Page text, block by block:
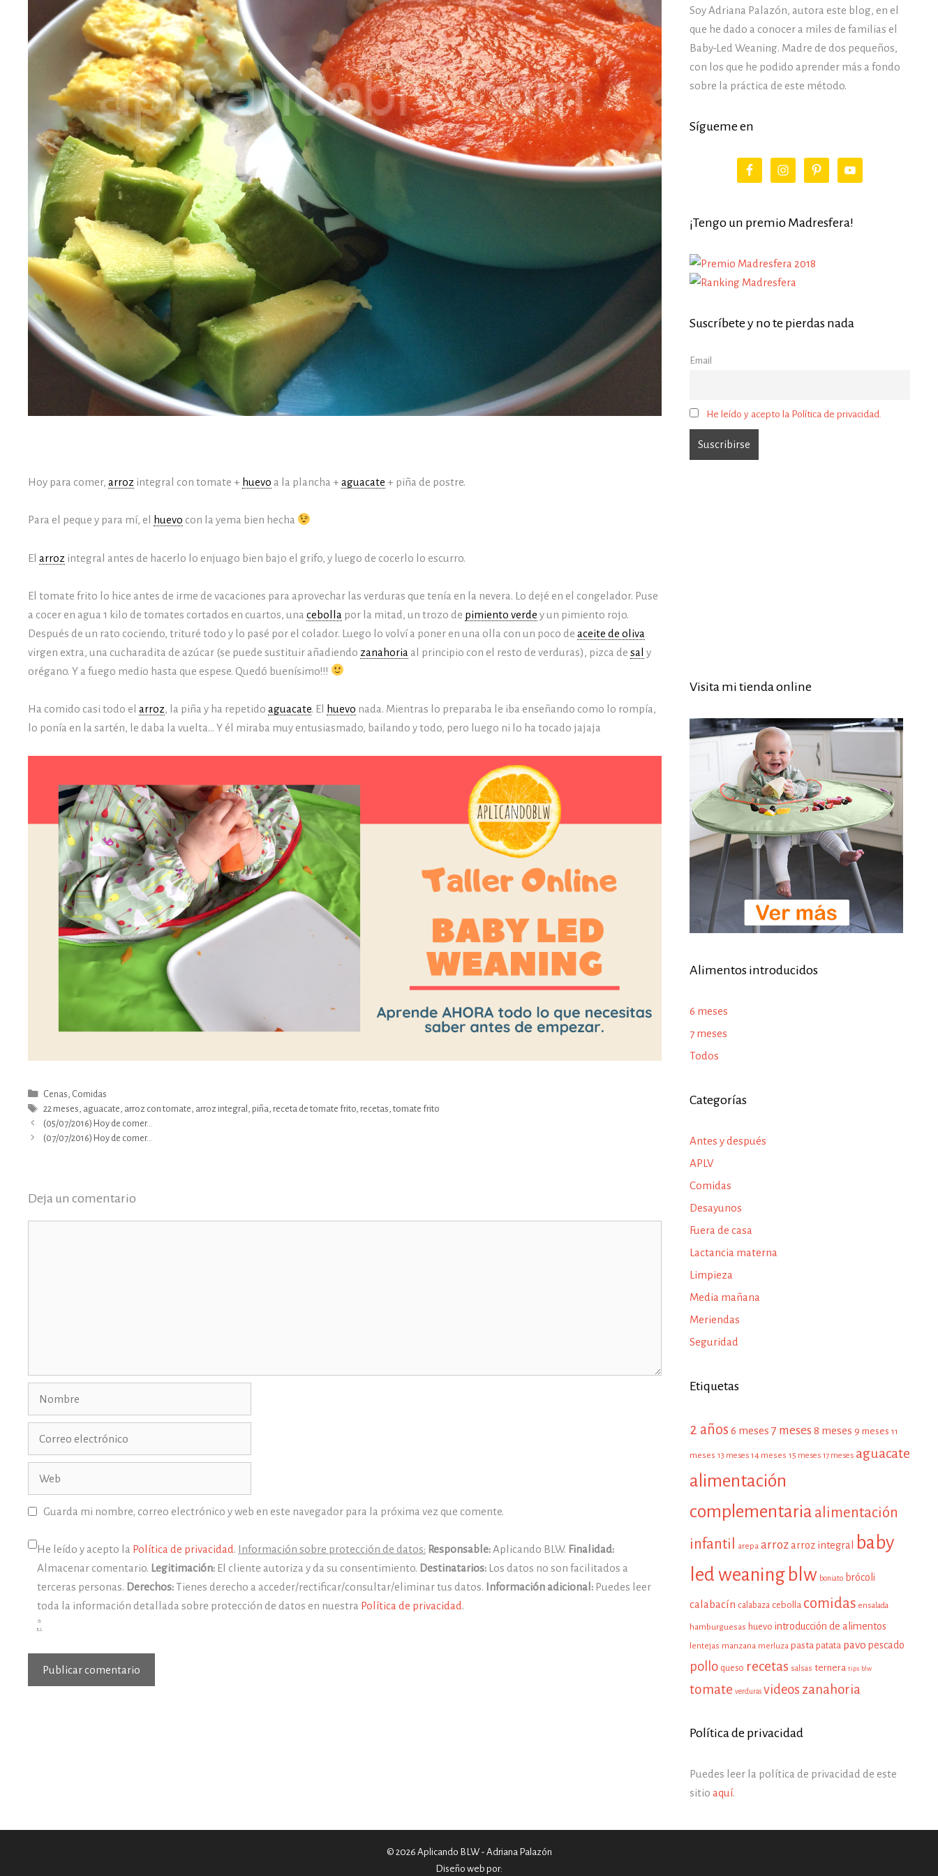
Hoy para comer, arroz integral con tomate + huevo a la plancha + aguacate + piña de postre.
Para el peque y para mí, el huevo con la yema bien hecha
El arroz integral antes de hacerlo lo enjuago bien bajo el grifo, y luego de cocerlo lo escurro.
El tomate frito lo hice antes de irme de vacaciones para aprovechar las verduras que tenía en la nevera. Lo dejé en el congelador. Puse
a cocer en agua 1 kilo de tomates cortados en cuartos, una cebolla por la mitad, un trozo de pimiento verde y un pimiento rojo.
Después de un rato cociendo, trituré todo y lo pasé por el colador. Luego lo volví a poner en una olla con un poco de aceite de oliva
virgen extra, una cucharadita de azúcar (se puede sustituir añadiendo zanahoria al principio con el resto de verduras), pizca de sal y
orégano. Y a fuego medio hasta que espese. Quedó buenísimo!!!
Ha comido casi todo el arroz, la piña y ha repetido aguacate. El huevo nada. Mientras lo preparaba le iba enseñando como lo rompía,
lo ponía en la sartén, le daba la vuelta… Y él miraba muy entusiasmado, bailando y todo, pero luego ni lo ha tocado jajaja
Categorías
Cenas, Comidas
Etiquetas
22 meses, aguacate, arroz con tomate, arroz integral , piña, receta de tomate frito, recetas, tomate frito
(05/07/2016) Hoy de comer…
(07/07/2016) Hoy de comer…
Deja un comentario
Guarda mi nombre, correo electrónico y web en este navegador para la próxima vez que comente.
He leído y acepto la Política de privacidad . Información sobre protección de datos: Responsable:Aplicando BLW. Finalidad:
Almacenar comentario. Legitimación: El cliente autoriza y da su consentimiento. Destinatarios: Los datos no son facilitados a
terceras personas. Derechos:Tienes derecho a acceder/rectificar/consultar/eliminar tus datos. Información adicional: Puedes leer
toda la información detallada sobre protección de datos en nuestra Política de privacidad .
*
Soy Adriana Palazón, autora este blog, en el
que he dado a conocer a miles de familias el
Baby-Led Weaning. Madre de dos pequeños,
con los que he podido aprender más a fondo
sobre la práctica de este método.
Sígueme en
¡Tengo un premio Madresfera!
Suscríbete y no te pierdas nada
Email
He leído y acepto la Política de privacidad.
Visita mi tienda online
Alimentos introducidos
6 meses
7 meses
Todos
Categorías
Antes y después
APLV
Comidas
Desayunos
Fuera de casa
Lactancia materna
Limpieza
Media mañana
Meriendas
Seguridad
Etiquetas
2 años 6 meses 7 meses 8 meses 9 meses 11
meses 13 meses 14 meses 15 meses 17 meses aguacate
alimentación
complementaria alimentación
infantil
arepa arroz arroz integral
baby
led weaning blw boniato brócoli
calabacín calabaza cebolla comidas ensalada
hamburguesas huevo introducción de alimentos
lentejas manzana merluza pasta patata pavo pescado
pollo queso recetas salsas ternera tips blw
tomate verduras videos zanahoria
Política de privacidad
Puedes leer la política de privacidad de este
sitio aquí.
© 2026 Aplicando BLW - Adriana Palazón
Diseño web por: